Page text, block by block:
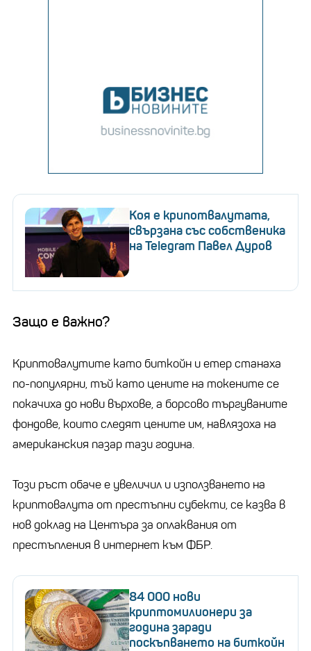
Коя е крипотвалутата,
свързана със собственика
на Telegram Павел Дуров
Защо е важно?
Криптовалутите като биткойн и етер станаха
по-популярни, тъй като цените на токените се
покачиха до нови върхове, а борсово търгуваните
фондове, които следят цените им, навлязоха на
американския пазар тази година.
Този ръст обаче е увеличил и използването на
криптовалута от престъпни субекти, се казва в
нов доклад на Центъра за оплаквания от
престъпления в интернет към ФБР.
84 000 нови
криптомилионери за
година заради
поскъпването на биткойн